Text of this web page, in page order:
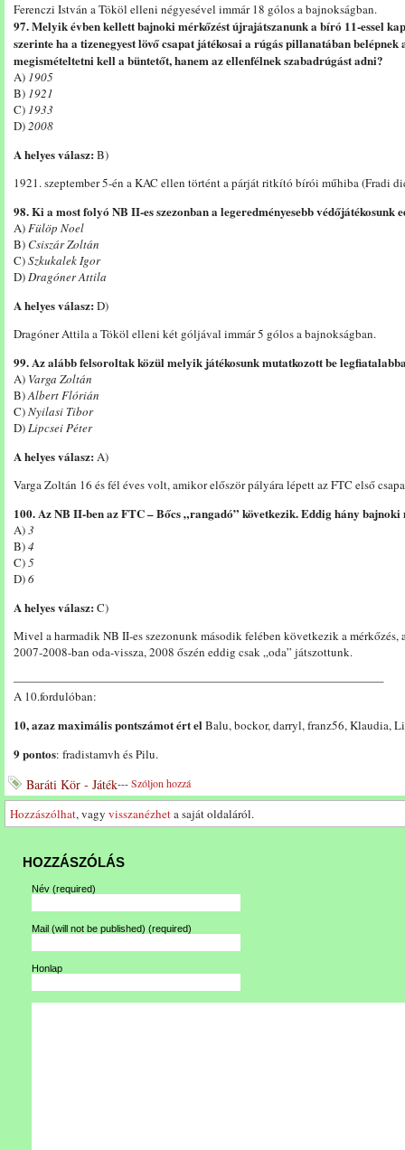
Ferenczi István a Tököl elleni négyesével immár 18 gólos a bajnokságban.
97. Melyik évben kellett bajnoki mérkőzést újrajátszanunk a bíró 11-essel
szerinte ha a tizenegyest lövő csapat játékosai a rúgás pillanatában
megismételtetni kell a büntetőt, hanem az ellenfélnek szabadrúgást adni?
A) 1905
B) 1921
C) 1933
D)2008
A helyes válasz: B)
1921. szeptember 5-én a KAC ellen történt a párját ritkító bírói műhiba (Fradi
98. Ki a most folyó NB II-es szezonban a legeredményesebb védőjátékosunk
A)Fülöp Noel
B)Csiszár Zoltán
C)Szkukalek Igor
D)Dragóner Attila
A helyes válasz: D)
Dragóner Attila a Tököl elleni két góljával immár 5 gólos a bajnokságban.
99. Az alább felsoroltak közül melyik játékosunk mutatkozott be
A) Varga Zoltán
B)Albert Flórián
C)Nyilasi Tibor
D)Lipcsei Péter
A helyes válasz: A)
Varga Zoltán 16 és fél éves volt, amikor először pályára lépett az FTC első
100. Az NB II-ben az FTC – Bőcs „rangadó” következik. Eddig hány
A)3
B)4
C)5
D)6
A helyes válasz: C)
Mivel a harmadik NB II-es szezonunk második felében következik a mérkőzés,
2007-2008-ban oda-vissza, 2008 őszén eddig csak „oda” játszottunk.
———————————————————————————————–
A 10.fordulóban:
10, azaz maximális pontszámot ért elBalu, bockor, darryl, franz56, Klaudia,
9 pontos: fradistamvh és Pilu.
Baráti Kör - Játék---Szóljon hozzá
Hozzászólhat, vagy visszanézheta saját oldaláról.
HOZZÁSZÓLÁS
Név (required)
Mail (will not be published) (required)
Honlap